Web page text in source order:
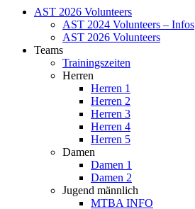
AST 2026 Volunteers
AST 2024 Volunteers – Infos
AST 2026 Volunteers
Teams
Trainingszeiten
Herren
Herren 1
Herren 2
Herren 3
Herren 4
Herren 5
Damen
Damen 1
Damen 2
Jugend männlich
MTBA INFO